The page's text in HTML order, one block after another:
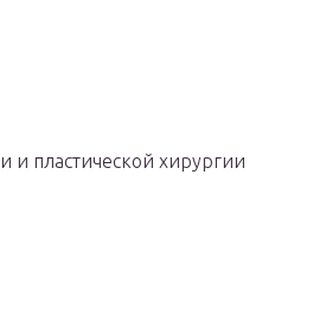
и пластической хирургии